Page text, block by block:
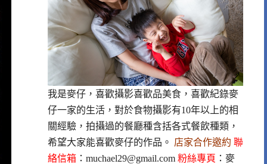
我是麥仔，喜歡攝影喜歡品美食，喜歡紀錄麥
仔一家的生活，對於食物攝影有10年以上的相
關經驗，拍攝過的餐廳種含括各式餐飲種類，
希望大家能喜歡麥仔的作品。 店家合作邀約 聯
絡信箱： muchael29@gmail.com 粉絲專頁 ： 麥